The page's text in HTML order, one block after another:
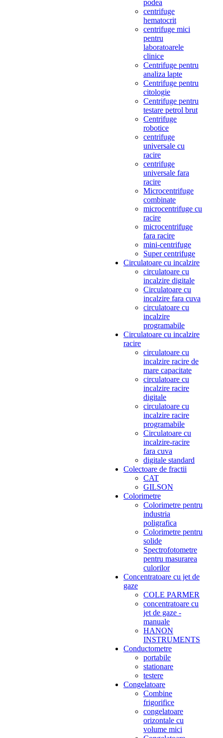
podea
centrifuge
hematocrit
centrifuge mici
pentru
laboratoarele
clinice
Centrifuge pentru
analiza lapte
Centrifuge pentru
citologie
Centrifuge pentru
testare petrol brut
Centrifuge
robotice
centrifuge
universale cu
racire
centrifuge
universale fara
racire
Microcentrifuge
combinate
microcentrifuge cu
racire
microcentrifuge
fara racire
mini-centrifuge
Super centrifuge
Circulatoare cu incalzire
circulatoare cu
incalzire digitale
Circulatoare cu
incalzire fara cuva
circulatoare cu
incalzire
programabile
Circulatoare cu incalzire
racire
circulatoare cu
incalzire racire de
mare capacitate
circulatoare cu
incalzire racire
digitale
circulatoare cu
incalzire racire
programabile
Circulatoare cu
incalzire-racire
fara cuva
digitale standard
Colectoare de fractii
CAT
GILSON
Colorimetre
Colorimetre pentru
industria
poligrafica
Colorimetre pentru
solide
Spectrofotometre
pentru masurarea
culorilor
Concentratoare cu jet de
gaze
COLE PARMER
concentratoare cu
jet de gaze -
manuale
HANON
INSTRUMENTS
Conductometre
portabile
stationare
testere
Congelatoare
Combine
frigorifice
congelatoare
orizontale cu
volume mici